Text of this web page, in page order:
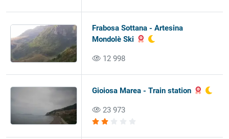
Frabosa Sottana - Artesina
Mondolè Ski
12 998
Gioiosa Marea - Train station
23 973